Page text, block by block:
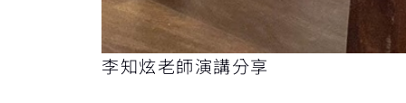
李知炫老師演講分享